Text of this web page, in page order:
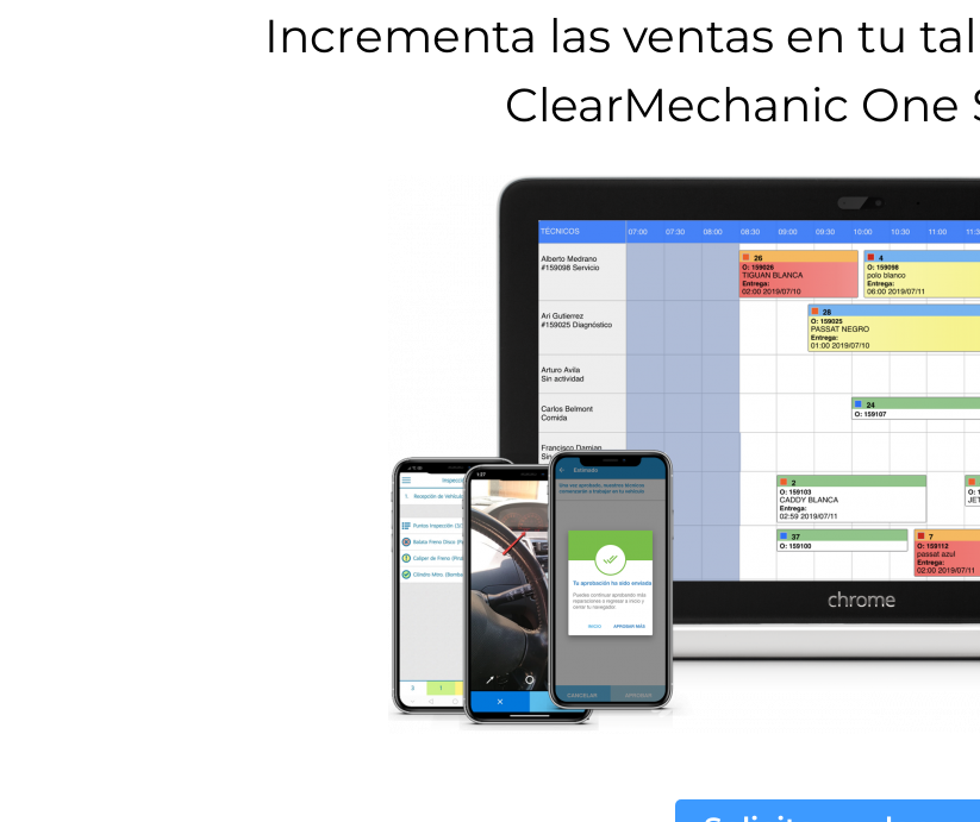
Incrementa las ventas en tu
ClearMechanic One